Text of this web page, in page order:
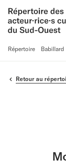
Répertoire Babillard
Retour au